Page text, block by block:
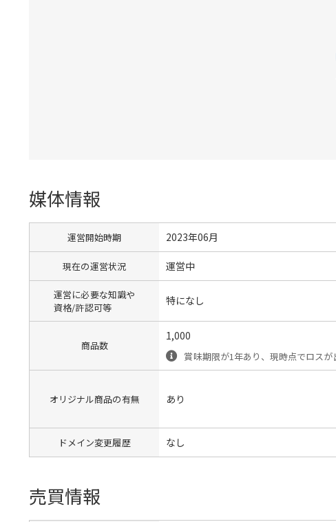
媒体情報
運営開始時期 2023年06月
現在の運営状況 運営中
運営に必要な知識や
資格/許認可等
特になし
商品数
1,000
賞味期限が1年あり、現時点でロスが
オリジナル商品の有無 あり
ドメイン変更履歴 なし
売買情報